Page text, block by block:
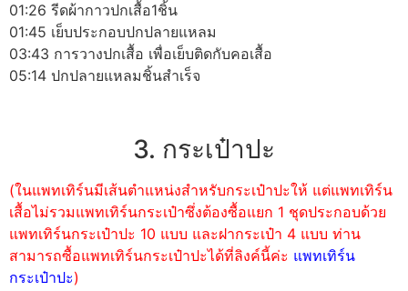
01:26 รีดผ้ากาวปกเสื้อ1ชิ้น
01:45 เย็บประกอบปกปลายแหลม
03:43 การวางปกเสื้อ เพื่อเย็บติดกับคอเสื้อ
05:14 ปกปลายแหลมชิ้นสำเร็จ
3. กระเป๋าปะ
(ในแพทเทิร์นมีเส้นตำแหน่งสำหรับกระเป๋าปะให้ แต่แพทเทิร์น
เสื้อไม่รวมแพทเทิร์นกระเป๋าซึ่งต้องซื้อแยก 1 ชุดประกอบด้วย
แพทเทิร์นกระเป๋าปะ 10 แบบ และฝากระเป๋า 4 แบบ ท่าน
สามารถซื้อแพทเทิร์นกระเป๋าปะได้ที่ลิงค์นี้ค่ะ แพทเทิร์น
กระเป๋าปะ)